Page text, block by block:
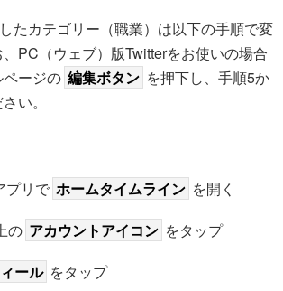
たカテゴリー（職業）は以下の手順で変
PC（ウェブ）版Twitterをお使いの場合
ージの 編集ボタン を押下し、手順5か
い。
プリで ホームタイムライン を開く
の アカウントアイコン をタップ
ール をタップ